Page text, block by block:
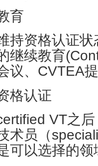
育
持资格认证
继续教育
议、CVTEA
格认证
VT之
术员（
可以选择的领